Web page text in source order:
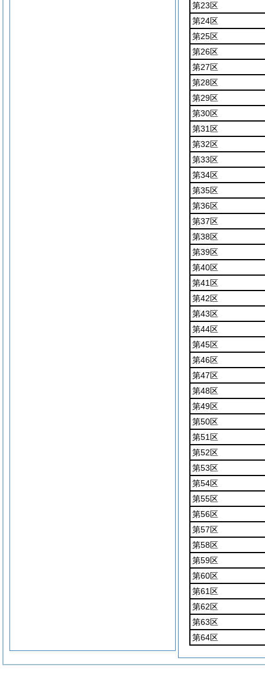
第23区
第24区
第25区
第26区
第27区
第28区
第29区
第30区
第31区
第32区
第33区
第34区
第35区
第36区
第37区
第38区
第39区
第40区
第41区
第42区
第43区
第44区
第45区
第46区
第47区
第48区
第49区
第50区
第51区
第52区
第53区
第54区
第55区
第56区
第57区
第58区
第59区
第60区
第61区
第62区
第63区
第64区